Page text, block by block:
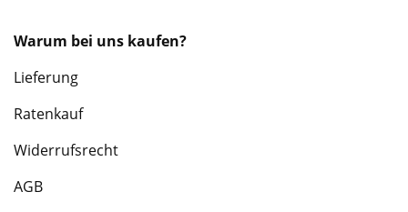
Warum bei uns kaufen?
Lieferung
Ratenkauf
Widerrufsrecht
AGB